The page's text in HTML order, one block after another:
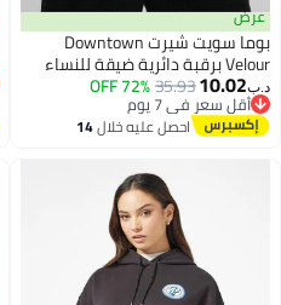
عرض
بوما سويت شيرت Downtown
Velour برقبة دائرية ضيقة للنساء
د.ب‏10.02
35.93
72% OFF
أقل سعر في 7 يوم
أقل سعر في 7 يوماحصل عليه خلال14